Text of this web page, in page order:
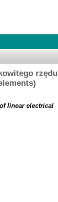
rzędu
linear electrical